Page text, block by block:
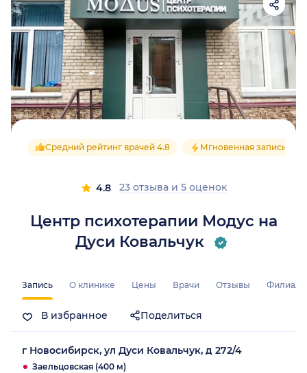
Центр психотерапии Модус на
Дуси Ковальчук
Средний рейтинг врачей 4.8 Мгновенная запись
4.8 23 отзыва и 5 оценок
Запись О клинике Цены Врачи Отзывы Филиалы
В избранное Поделиться
г Новосибирск, ул Дуси Ковальчук, д 272/4
Заельцовская (400 м)